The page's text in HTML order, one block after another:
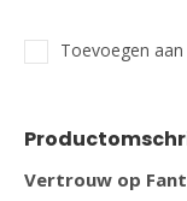
Toevoegen
Vertrouw op